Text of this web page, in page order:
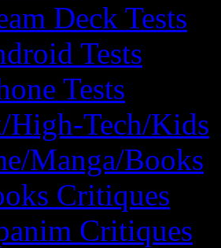
Deck Tests
Tests
Tests
High-Tech/Kids
Manga/Books
Critiques
Critiques